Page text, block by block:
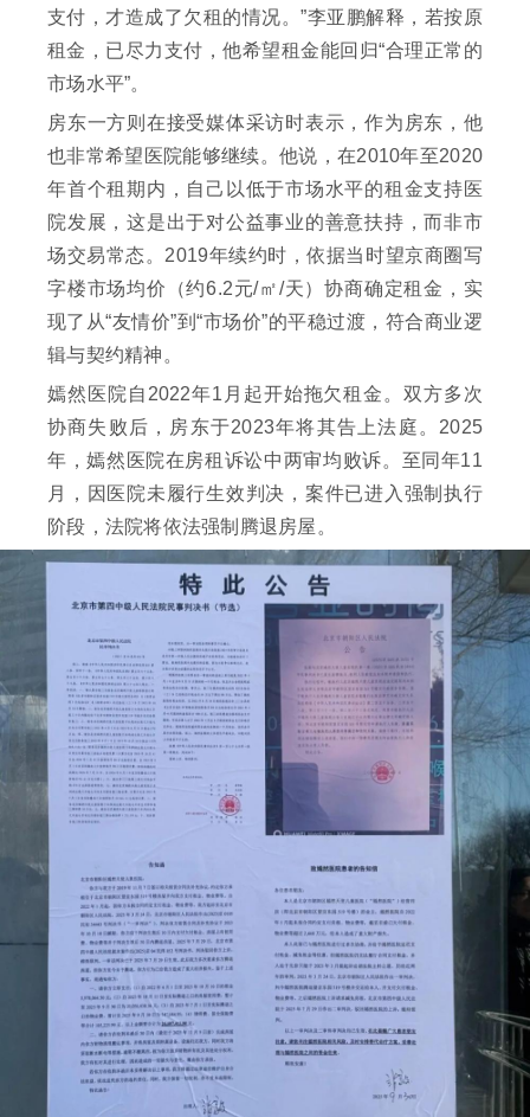
支付，才造成了欠租的情况。”李亚鹏解释，若按原
租金，已尽力支付，他希望租金能回归“合理正常的
市场水平”。
房东一方则在接受媒体采访时表示，作为房东，他
也非常希望医院能够继续。他说，在2010年至2020
年首个租期内，自己以低于市场水平的租金支持医
院发展，这是出于对公益事业的善意扶持，而非市
场交易常态。2019年续约时，依据当时望京商圈写
字楼市场均价（约6.2元/㎡/天）协商确定租金，实
现了从“友情价”到“市场价”的平稳过渡，符合商业逻
辑与契约精神。
嫣然医院自2022年1月起开始拖欠租金。双方多次
协商失败后，房东于2023年将其告上法庭。2025
年，嫣然医院在房租诉讼中两审均败诉。至同年11
月，因医院未履行生效判决，案件已进入强制执行
阶段，法院将依法强制腾退房屋。